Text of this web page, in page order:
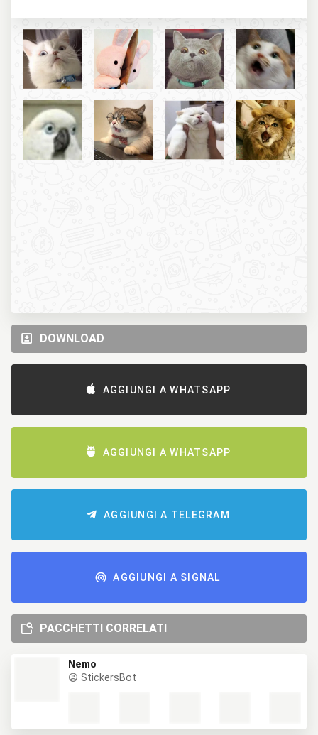
DOWNLOAD
AGGIUNGI A WHATSAPP
AGGIUNGI A WHATSAPP
AGGIUNGI A TELEGRAM
AGGIUNGI A SIGNAL
PACCHETTI CORRELATI
Nemo
StickersBot